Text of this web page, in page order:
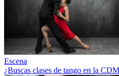
Escena
¿Buscas clases de tango en la